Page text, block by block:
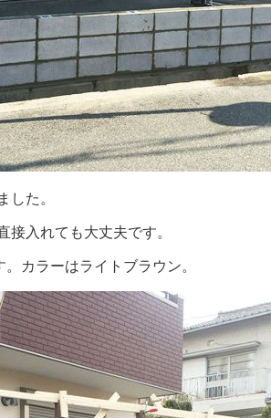
した。
接入れても大丈夫です。
カラーはライトブラウン。